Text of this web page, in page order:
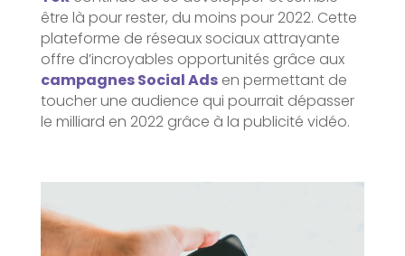
être là pour rester, du moins pour 2022. Cette
plateforme de réseaux sociaux attrayante
offre d’incroyables opportunités grâce aux
campagnes Social Adsen permettant de
toucher une audience qui pourrait dépasser
le milliard en 2022 grâce à la publicité vidéo.